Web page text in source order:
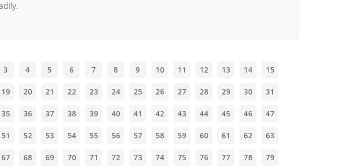
3 4 5 6 7 8 9 10 11 12 13 14 15
19 20 21 22 23 24 25 26 27 28 29 30 31
35 36 37 38 39 40 41 42 43 44 45 46 47
51 52 53 54 55 56 57 58 59 60 61 62 63
67 68 69 70 71 72 73 74 75 76 77 78 79